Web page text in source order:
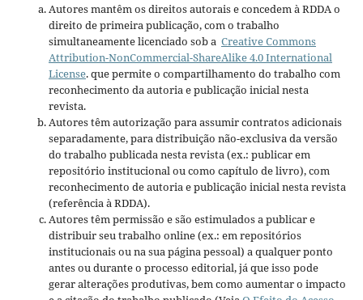
Autores mantêm os direitos autorais e concedem à RDDA o
direito de primeira publicação, com o trabalho
simultaneamente licenciado sob a Creative Commons
Attribution-NonCommercial-ShareAlike 4.0 International
License. que permite o compartilhamento do trabalho com
reconhecimento da autoria e publicação inicial nesta
revista.
Autores têm autorização para assumir contratos adicionais
separadamente, para distribuição não-exclusiva da versão
do trabalho publicada nesta revista (ex.: publicar em
repositório institucional ou como capítulo de livro), com
reconhecimento de autoria e publicação inicial nesta revista
(referência à RDDA).
Autores têm permissão e são estimulados a publicar e
distribuir seu trabalho online (ex.: em repositórios
institucionais ou na sua página pessoal) a qualquer ponto
antes ou durante o processo editorial, já que isso pode
gerar alterações produtivas, bem como aumentar o impacto